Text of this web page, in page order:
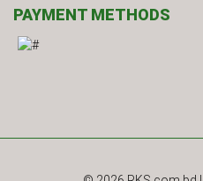
PAYMENT METHODS